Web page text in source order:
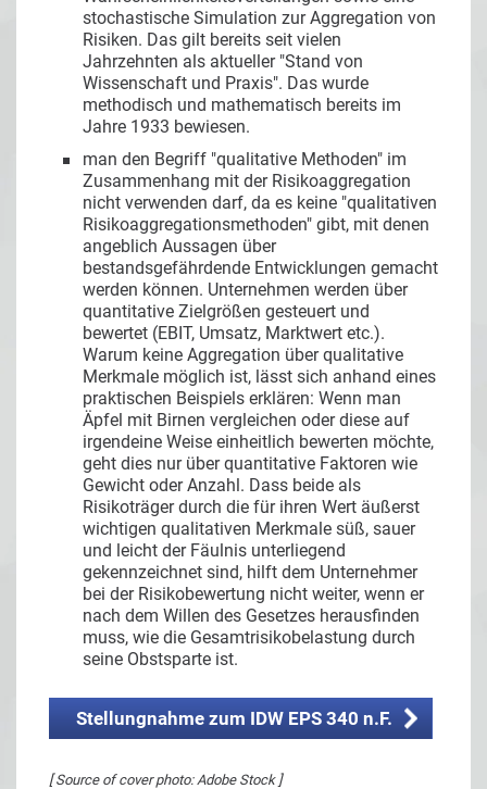
stochastische Simulation zur Aggregation von
Risiken. Das gilt bereits seit vielen
Jahrzehnten als aktueller "Stand von
Wissenschaft und Praxis". Das wurde
methodisch und mathematisch bereits im
Jahre 1933 bewiesen.
man den Begriff "qualitative Methoden" im
Zusammenhang mit der Risikoaggregation
nicht verwenden darf, da es keine "qualitativen
Risikoaggregationsmethoden" gibt, mit denen
angeblich Aussagen über
bestandsgefährdende Entwicklungen gemacht
werden können. Unternehmen werden über
quantitative Zielgrößen gesteuert und
bewertet (EBIT, Umsatz, Marktwert etc.).
Warum keine Aggregation über qualitative
Merkmale möglich ist, lässt sich anhand eines
praktischen Beispiels erklären: Wenn man
Äpfel mit Birnen vergleichen oder diese auf
irgendeine Weise einheitlich bewerten möchte,
geht dies nur über quantitative Faktoren wie
Gewicht oder Anzahl. Dass beide als
Risikoträger durch die für ihren Wert äußerst
wichtigen qualitativen Merkmale süß, sauer
und leicht der Fäulnis unterliegend
gekennzeichnet sind, hilft dem Unternehmer
bei der Risikobewertung nicht weiter, wenn er
nach dem Willen des Gesetzes herausfinden
muss, wie die Gesamtrisikobelastung durch
seine Obstsparte ist.
Stellungnahme zum IDW EPS 340 n.F.
[ Source of cover photo: Adobe Stock ]